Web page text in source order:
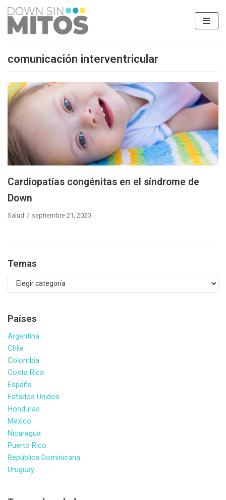
Saltar
al
contenido
comunicación interventricular
Cardiopatías congénitas en el síndrome de
Down
Salud septiembre 21, 2020
Temas
Países
Argentina
Chile
Colombia
Costa Rica
España
Estados Unidos
Honduras
México
Nicaragua
Puerto Rico
República Dominicana
Uruguay